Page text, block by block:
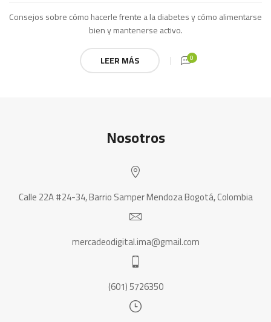
Consejos sobre cómo hacerle frente a la diabetes y cómo alimentarse
bien y mantenerse activo.
LEER MÁS
0
Nosotros
Calle 22A #24-34, Barrio Samper Mendoza Bogotá, Colombia
mercadeodigital.ima@gmail.com
(601) 5726350